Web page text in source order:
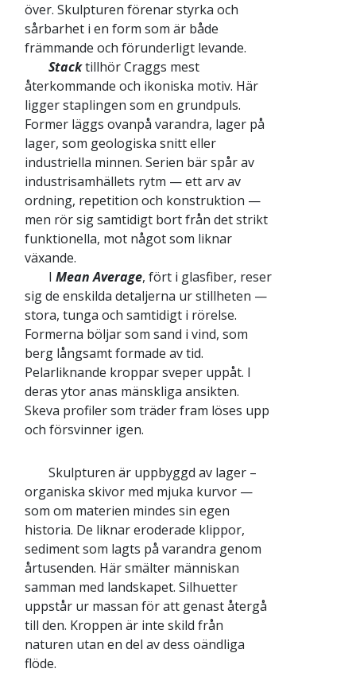
över. Skulpturen förenar styrka och
sårbarhet i en form som är både
främmande och förunderligt levande.
Stacktillhör Craggs mest
återkommande och ikoniska motiv. Här
ligger staplingen som en grundpuls.
Former läggs ovanpå varandra, lager på
lager, som geologiska snitt eller
industriella minnen. Serien bär spår av
industrisamhällets rytm — ett arv av
ordning, repetition och konstruktion —
men rör sig samtidigt bort från det strikt
funktionella, mot något som liknar
växande.
IMean Average, fört i glasfiber, reser
sig de enskilda detaljerna ur stillheten —
stora, tunga och samtidigt i rörelse.
Formerna böljar som sand i vind, som
berg långsamt formade av tid.
Pelarliknande kroppar sveper uppåt. I
deras ytor anas mänskliga ansikten.
Skeva profiler som träder fram löses upp
och försvinner igen.
Skulpturen är uppbyggd av lager –
organiska skivor med mjuka kurvor —
som om materien mindes sin egen
historia. De liknar eroderade klippor,
sediment som lagts på varandra genom
årtusenden. Här smälter människan
samman med landskapet. Silhuetter
uppstår ur massan för att genast återgå
till den. Kroppen är inte skild från
naturen utan en del av dess oändliga
flöde.